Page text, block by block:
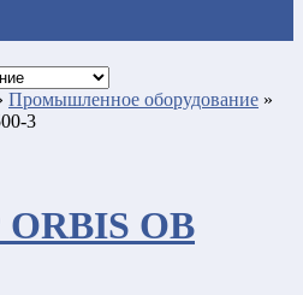
Промышленное оборудование »
3
OB